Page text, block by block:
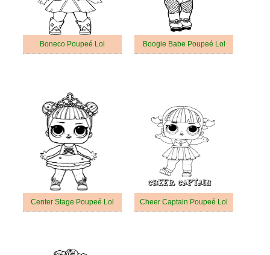
Boneco Poupeé Lol Boogie Babe Poupeé Lol
Center Stage Poupeé Lol Cheer Captain Poupeé Lol